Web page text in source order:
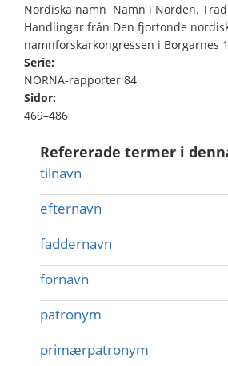
Nordiska namn  Namn i Norden.
Handlingar från Den fjortonde
namnforskarkongressen i Borgarnes
Serie:
NORNA-rapporter 84
Sidor:
469–486
Refererade termer i
tilnavn
efternavn
faddernavn
fornavn
patronym
primærpatronym